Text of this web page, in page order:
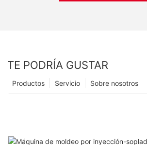
TE PODRÍA GUSTAR
Sobre nosotros
Servicio
Productos